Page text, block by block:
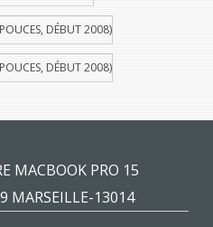
DÉBUT 2008)
DÉBUT 2008)
MACBOOK PRO 15
MARSEILLE-13014